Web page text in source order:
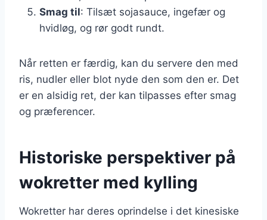
Smag til: Tilsæt sojasauce, ingefær og
hvidløg, og rør godt rundt.
Når retten er færdig, kan du servere den med
ris, nudler eller blot nyde den som den er. Det
er en alsidig ret, der kan tilpasses efter smag
og præferencer.
Historiske perspektiver på
wokretter med kylling
Wokretter har deres oprindelse i det kinesiske